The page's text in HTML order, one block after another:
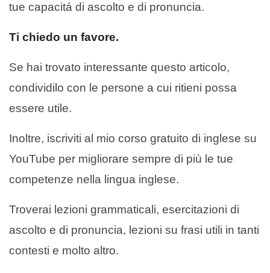
tue capacitá di ascolto e di pronuncia.
Ti chiedo un favore.
Se hai trovato interessante questo articolo,
condividilo con le persone a cui ritieni possa
essere utile.
Inoltre, iscriviti al mio corso gratuito di inglese su
YouTube per migliorare sempre di più le tue
competenze nella lingua inglese.
Troverai lezioni grammaticali, esercitazioni di
ascolto e di pronuncia, lezioni su frasi utili in tanti
contesti e molto altro.